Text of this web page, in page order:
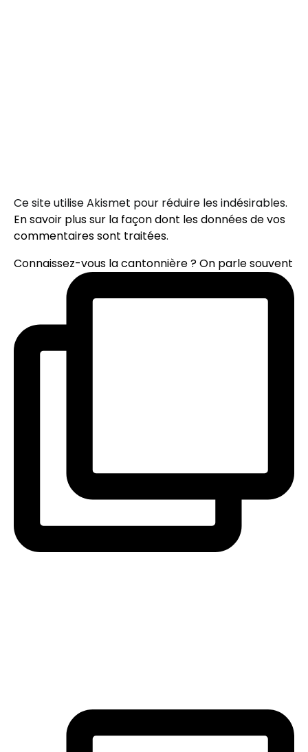
Ce site utilise Akismet pour réduire les indésirables.
En savoir plus sur la façon dont les données de vos
commentaires sont traitées.
Connaissez-vous la cantonnière ? On parle souvent